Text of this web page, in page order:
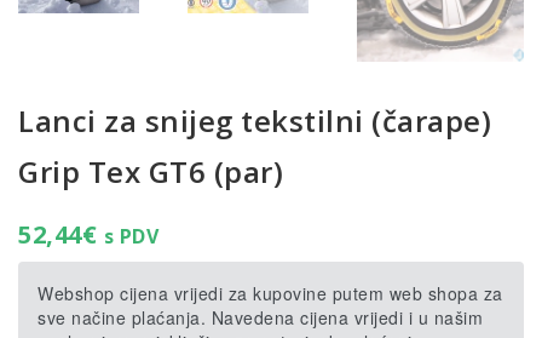
Lanci za snijeg tekstilni (čarape)
Grip Tex GT6 (par)
52,44€ s PDV
Webshop cijena vrijedi za kupovine putem web shopa za
sve načine plaćanja. Navedena cijena vrijedi i u našim